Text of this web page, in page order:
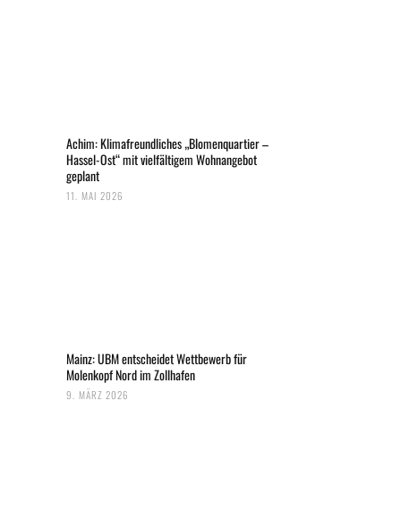
Achim: Klimafreundliches „Blomenquartier –
Hassel-Ost“ mit vielfältigem Wohnangebot
geplant
11. MAI 2026
Mainz: UBM entscheidet Wettbewerb für
Molenkopf Nord im Zollhafen
9. MÄRZ 2026